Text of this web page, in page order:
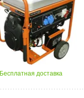
Бесплатная доставка